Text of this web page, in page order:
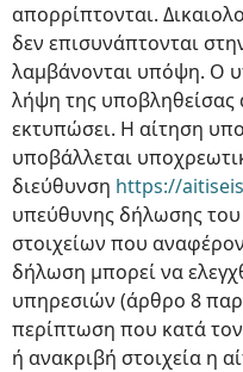
απορρίπτονται.
δεν επισυνάπτονται
λαμβάνονται υπόψη. Ο
λήψη της υποβληθείσας
εκτυπώσει. Η αίτηση
υποβάλλεται
διεύθυνση https://
υπεύθυνης δήλωσης του
στοιχείων που
δήλωση μπορεί να
υπηρεσιών (άρθρο 8
περίπτωση που κατά
ή ανακριβή στοιχεία η